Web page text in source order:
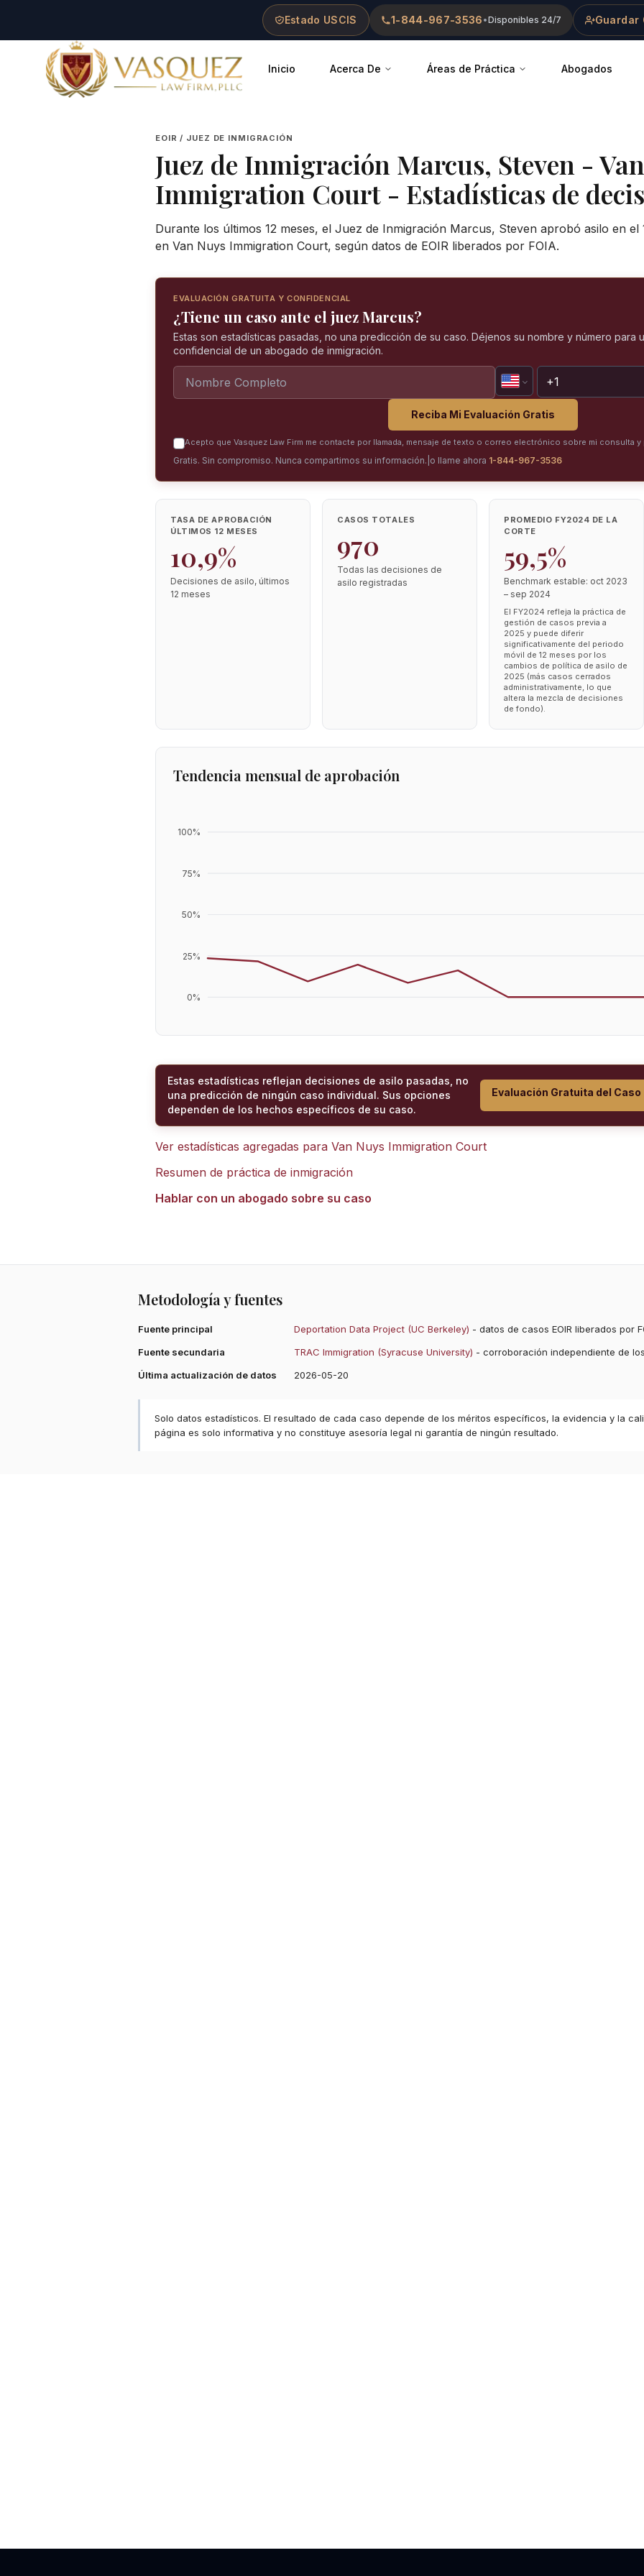
Estado USCIS 1-844-967-3536 •Disponibles 24/7 Guardar
Vasquez Law Firm - Home
Inicio Acerca De Áreas de Práctica Abogados
EOIR / JUEZ DE INMIGRACIÓN
Juez de Inmigración Marcus, Steven -
Immigration Court - Estadísticas de
Durante los últimos 12 meses, el Juez de Inmigración Marcus, Steven aprobó asilo en el
en Van Nuys Immigration Court, según datos de EOIR liberados por FOIA.
EVALUACIÓN GRATUITA Y CONFIDENCIAL
¿Tiene un caso ante el juez Marcus?
Estas son estadísticas pasadas, no una predicción de su caso. Déjenos su nombre y número para
confidencial de un abogado de inmigración.
Reciba Mi Evaluación Gratis
Acepto que Vasquez Law Firm me contacte por llamada, mensaje de texto o correo electrónico sobre mi consulta
Gratis. Sin compromiso. Nunca compartimos su información. o llame ahora 1-844-967-3536
TASA DE APROBACIÓN
ÚLTIMOS 12 MESES
10,9%
Decisiones de asilo, últimos
12 meses
CASOS TOTALES
970
Todas las decisiones de
asilo registradas
PROMEDIO FY2024 DE LA
CORTE
59,5%
Benchmark estable: oct 2023
– sep 2024
El FY2024 refleja la práctica de
gestión de casos previa a
2025 y puede diferir
significativamente del periodo
móvil de 12 meses por los
cambios de política de asilo de
2025 (más casos cerrados
administrativamente, lo que
altera la mezcla de decisiones
de fondo).
Tendencia mensual de aprobación
0%
25%
50%
75%
100%
Estas estadísticas reflejan decisiones de asilo pasadas, no
una predicción de ningún caso individual. Sus opciones
dependen de los hechos específicos de su caso.
Evaluación Gratuita del Caso
Ver estadísticas agregadas para Van Nuys Immigration Court
Resumen de práctica de inmigración
Hablar con un abogado sobre su caso
Metodología y fuentes
Fuente principal Deportation Data Project (UC Berkeley) - datos de casos EOIR liberados por
Fuente secundaria
TRAC Immigration (Syracuse University) - corroboración independiente de
Última actualización de datos
2026-05-20
Solo datos estadísticos. El resultado de cada caso depende de los méritos específicos, la evidencia y la
página es solo informativa y no constituye asesoría legal ni garantía de ningún resultado.